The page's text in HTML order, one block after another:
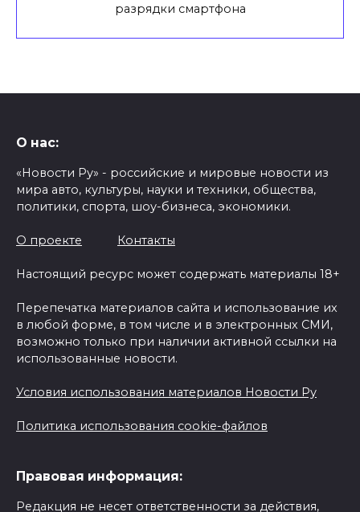
разрядки смартфона
О нас:
«Новости Ру» - российские и мировые новости из
мира авто, культуры, науки и техники, общества,
политики, спорта, шоу-бизнеса, экономики.
О проекте Контакты
Настоящий ресурс может содержать материалы 18+
Перепечатка материалов сайта и использование их
в любой форме, в том числе и в электронных СМИ,
возможно только при наличии активной ссылки на
использованные новости.
Условия использования материалов Новости Ру
Политика использования cookie-файлов
Правовая информация:
Редакция не несет ответственности за действия,